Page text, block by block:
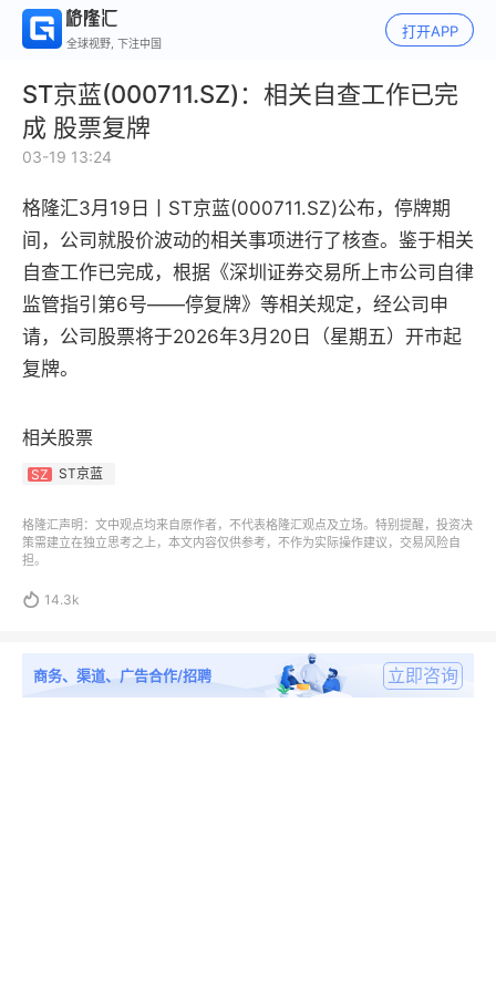
全球视野, 下注中国
打开APP
ST京蓝(000711.SZ)：相关自查工作已完
成 股票复牌
03-19 13:24
格隆汇3月19日丨 ST京蓝(000711.SZ)公布， 停牌期
间，公司就股价波动的相关事项进行了核查。鉴于相关
自查工作已完成，根据《深圳证券交易所上市公司自律
监管指引第6号——停复牌》等相关规定，经公司申
请，公司股票将于2026年3月20日（星期五）开市起
复牌。
相关股票
SZ ST京蓝
格隆汇声明：文中观点均来自原作者，不代表格隆汇观点及立场。特别提醒，投资决
策需建立在独立思考之上，本文内容仅供参考，不作为实际操作建议，交易风险自
担。
 14.3k
商务、渠道、广告合作/招聘 立即咨询